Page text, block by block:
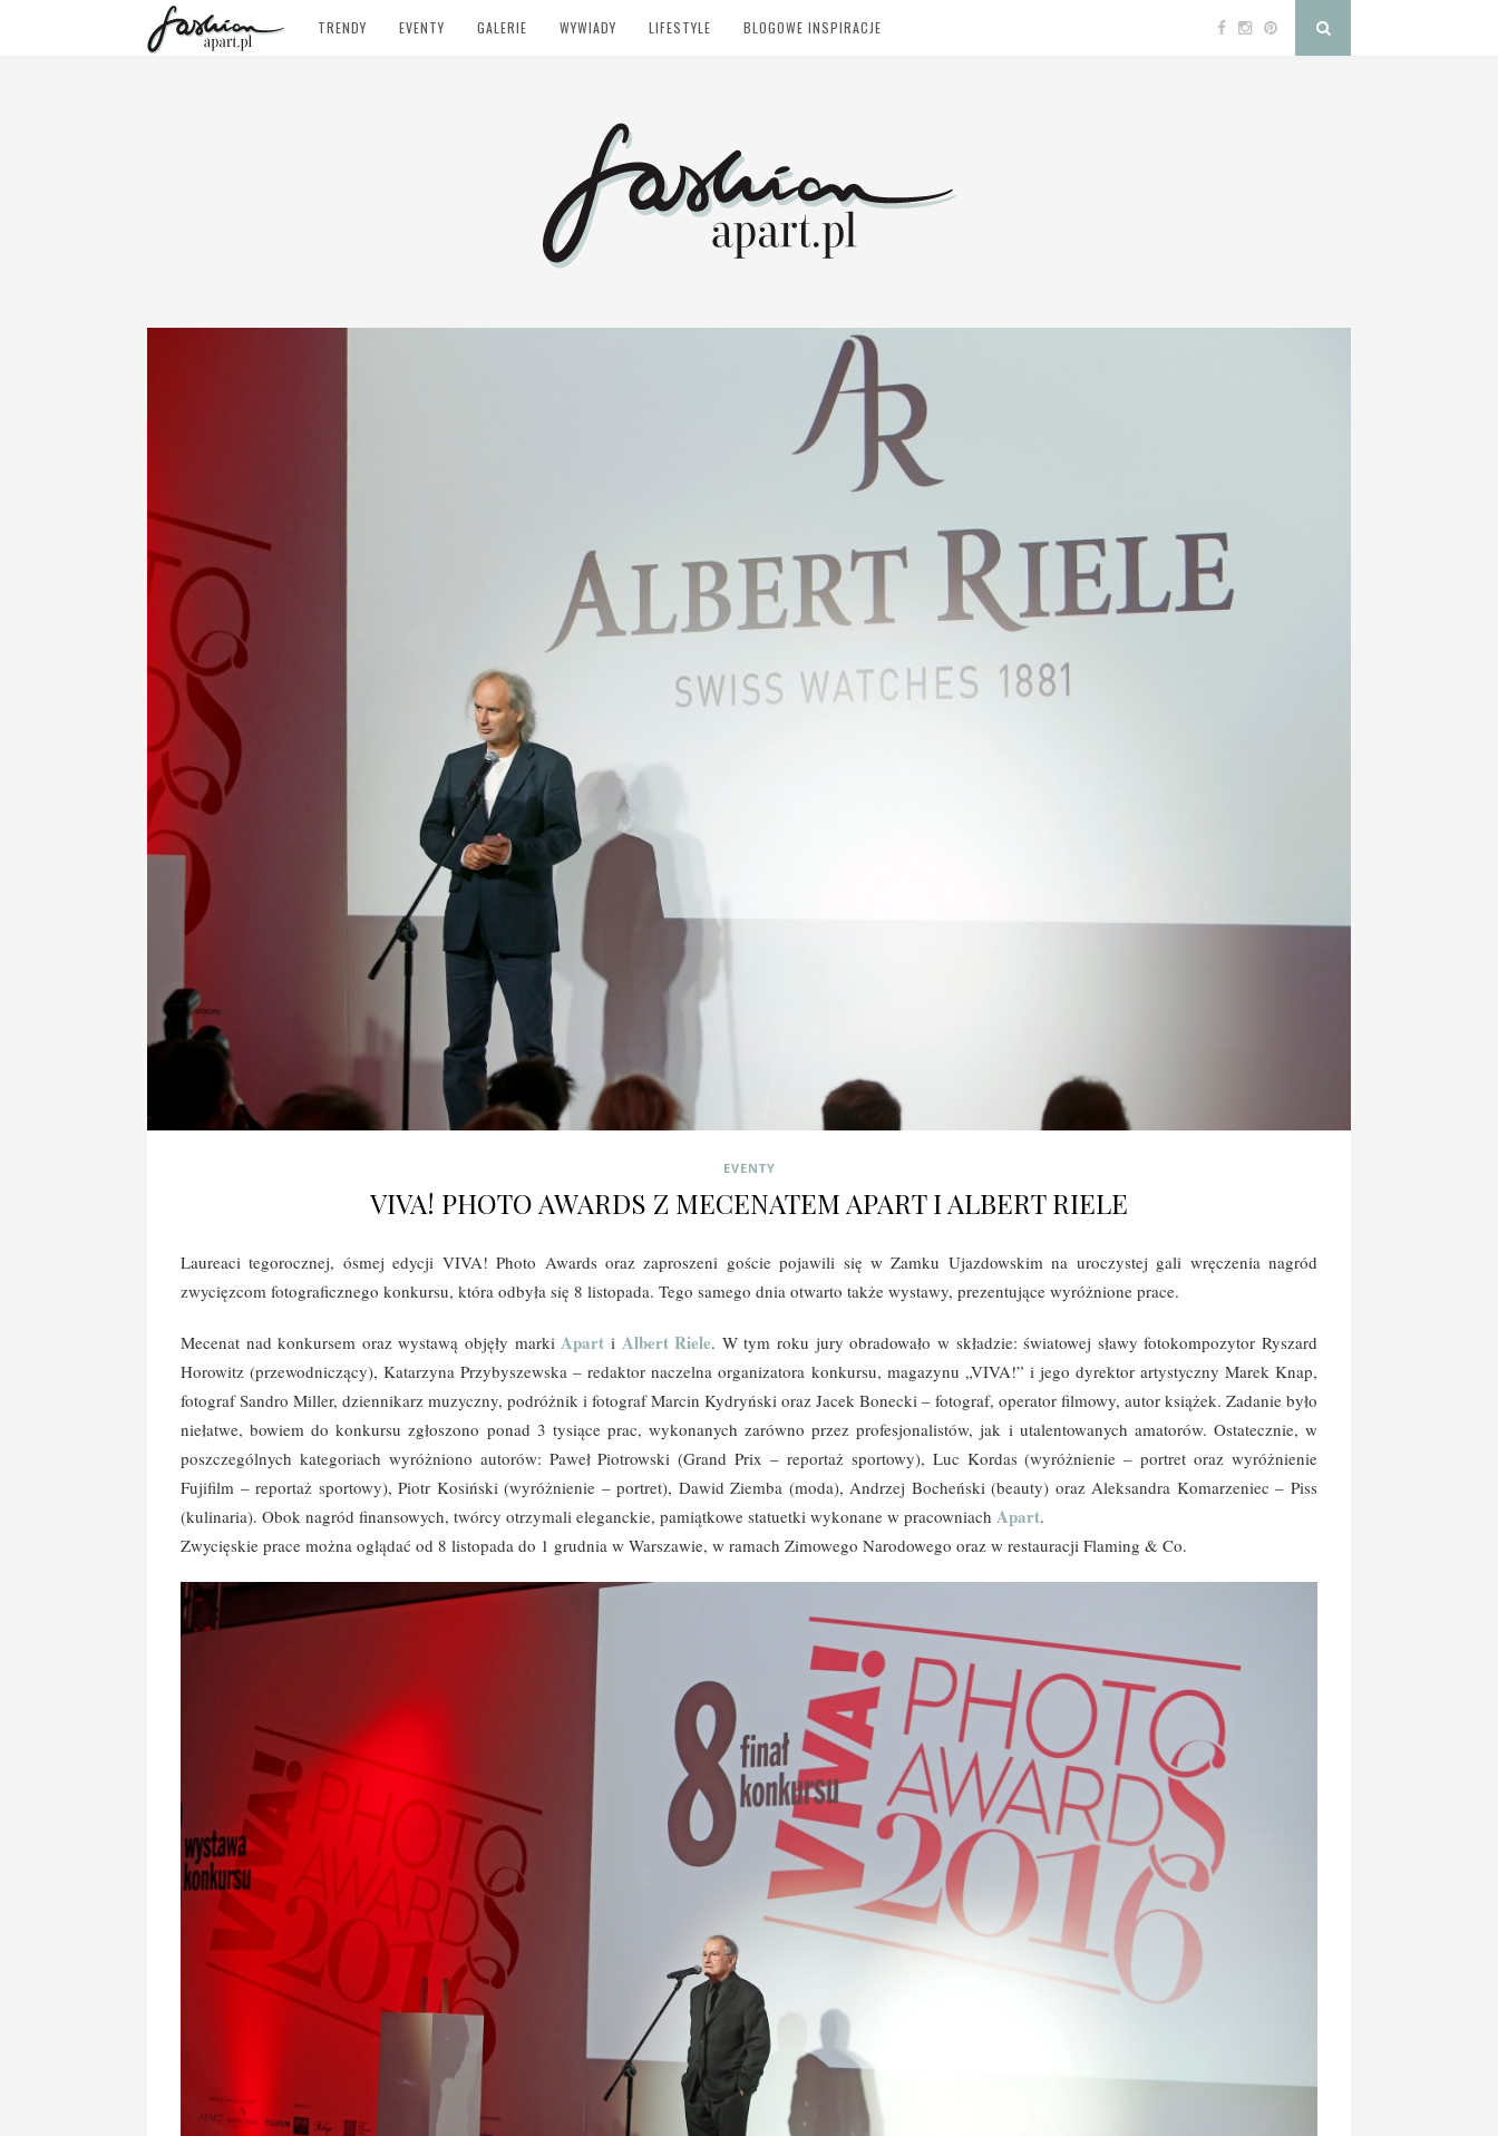
TRENDY EVENTY GALERIE WYWIADY LIFESTYLE BLOGOWE INSPIRACJE
EVENTY
VIVA! PHOTO AWARDS Z MECENATEM APART I ALBERT RIELE
Laureaci tegorocznej, ósmej edycji VIVA! Photo Awards oraz zaproszeni goście pojawili się w Zamku Ujazdowskim na uroczystej gali wręczenia nagród
zwycięzcom fotograficznego konkursu, która odbyła się 8 listopada. Tego samego dnia otwarto także wystawy, prezentujące wyróżnione prace.
Mecenat nad konkursem oraz wystawą objęły markiApart i Albert Riele. W tym roku jury obradowało w składzie: światowej sławy fotokompozytor Ryszard
Horowitz (przewodniczący), Katarzyna Przybyszewska – redaktor naczelna organizatora konkursu, magazynu „VIVA!” i jego dyrektor artystyczny Marek Knap,
fotograf Sandro Miller, dziennikarz muzyczny, podróżnik i fotograf Marcin Kydryński oraz Jacek Bonecki – fotograf, operator filmowy, autor książek. Zadanie było
niełatwe, bowiem do konkursu zgłoszono ponad 3 tysiące prac, wykonanych zarówno przez profesjonalistów, jak i utalentowanych amatorów. Ostatecznie, w
poszczególnych kategoriach wyróżniono autorów: Paweł Piotrowski (Grand Prix – reportaż sportowy), Luc Kordas (wyróżnienie – portret oraz wyróżnienie
Fujifilm – reportaż sportowy), Piotr Kosiński (wyróżnienie – portret), Dawid Ziemba (moda), Andrzej Bocheński (beauty) oraz Aleksandra Komarzeniec – Piss
(kulinaria). Obok nagród finansowych, twórcy otrzymali eleganckie, pamiątkowe statuetki wykonane w pracowniach Apart.
Zwycięskie prace można oglądać od 8 listopada do 1 grudnia w Warszawie, w ramach Zimowego Narodowego oraz w restauracji Flaming & Co.